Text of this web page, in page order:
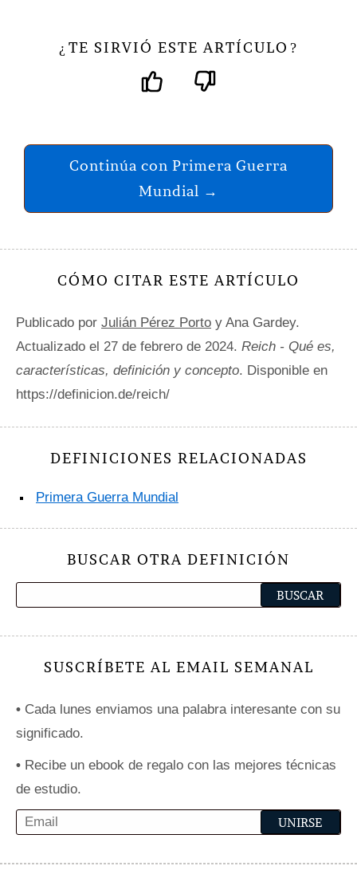
¿ TE SIRVIÓ ESTE ARTÍCULO ?
Continúa con Primera Guerra
Mundial →
CÓMO CITAR ESTE ARTÍCULO
Publicado por Julián Pérez Porto y Ana Gardey.
Actualizado el 27 de febrero de 2024. Reich - Qué es,
características, definición y concepto. Disponible en
https://definicion.de/reich/
DEFINICIONES RELACIONADAS
Primera Guerra Mundial
BUSCAR OTRA DEFINICIÓN
SUSCRÍBETE AL EMAIL SEMANAL
• Cada lunes enviamos una palabra interesante con su
significado.
• Recibe un ebook de regalo con las mejores técnicas
de estudio.